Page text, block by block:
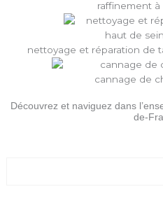
raffinement à
nettoyage et réparation de
cannage de
Découvrez et naviguez dans
de-